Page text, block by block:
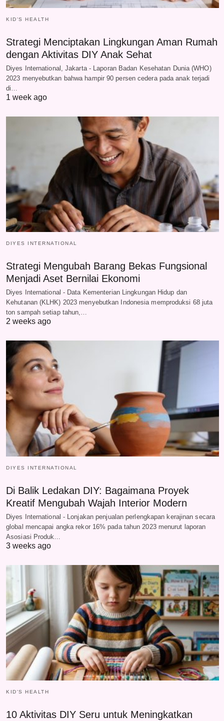
KID'S HEALTH
Strategi Menciptakan Lingkungan Aman Rumah
dengan Aktivitas DIY Anak Sehat
Diyes International, Jakarta - Laporan Badan Kesehatan Dunia (WHO)
2023 menyebutkan bahwa hampir 90 persen cedera pada anak terjadi
di…
1 week ago
DIYES INTERNATIONAL
Strategi Mengubah Barang Bekas Fungsional
Menjadi Aset Bernilai Ekonomi
Diyes International - Data Kementerian Lingkungan Hidup dan
Kehutanan (KLHK) 2023 menyebutkan Indonesia memproduksi 68 juta
ton sampah setiap tahun,…
2 weeks ago
DIYES INTERNATIONAL
Di Balik Ledakan DIY: Bagaimana Proyek
Kreatif Mengubah Wajah Interior Modern
Diyes International - Lonjakan penjualan perlengkapan kerajinan secara
global mencapai angka rekor 16% pada tahun 2023 menurut laporan
Asosiasi Produk…
3 weeks ago
KID'S HEALTH
10 Aktivitas DIY Seru untuk Meningkatkan